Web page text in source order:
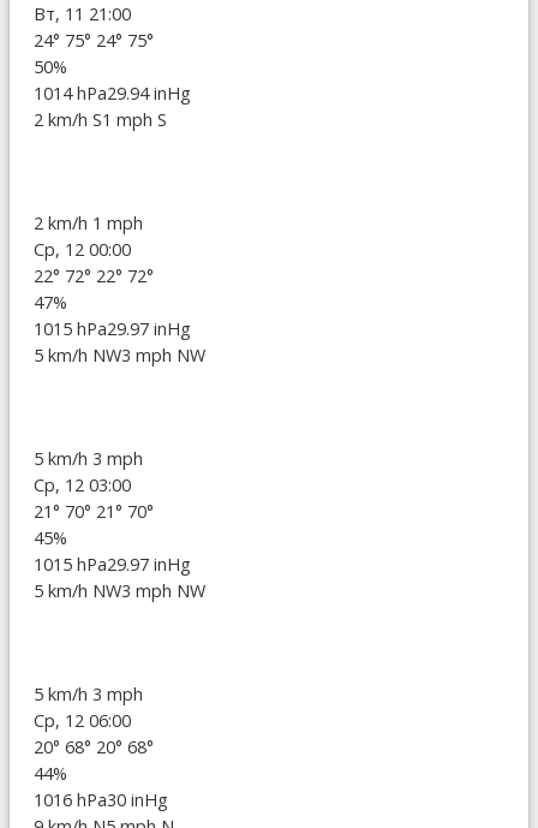
Вт, 11 21:00
24° 75° 24° 75°
50%
1014 hPa29.94 inHg
2 km/h S1 mph S
2 km/h 1 mph
Ср, 12 00:00
22° 72° 22° 72°
47%
1015 hPa29.97 inHg
5 km/h NW3 mph NW
5 km/h 3 mph
Ср, 12 03:00
21° 70° 21° 70°
45%
1015 hPa29.97 inHg
5 km/h NW3 mph NW
5 km/h 3 mph
Ср, 12 06:00
20° 68° 20° 68°
44%
1016 hPa30 inHg